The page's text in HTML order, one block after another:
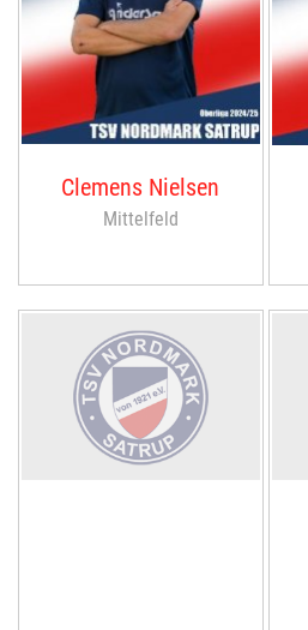
Clemens Nielsen
Mittelfeld